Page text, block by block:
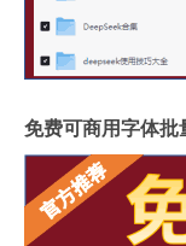
免费可商用字体批